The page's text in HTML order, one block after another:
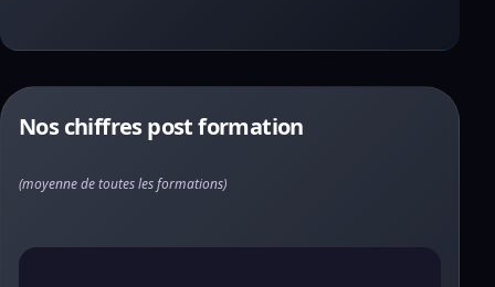
Nos chiffres post formation
(moyenne de toutes les formations)